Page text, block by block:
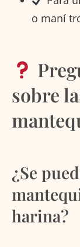
o maní
sobre
¿Se
harina?